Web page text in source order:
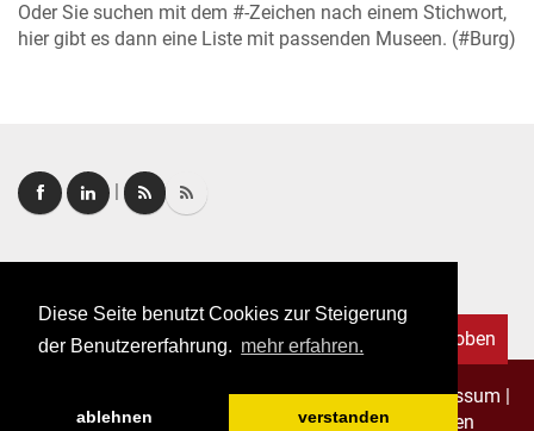
Diese Seite benutzt Cookies zur Steigerung
der Benutzererfahrung. mehr erfahren.
ablehnen verstanden
Oder Sie suchen mit dem #-Zeichen nach einem Stichwort,
hier gibt es dann eine Liste mit passenden Museen. (#Burg)
Copyright © 2026. Alle Rechte vorbehalten.–Impressum
Datenschutz
Allgemeine Geschäftsbedingungen
Nach oben